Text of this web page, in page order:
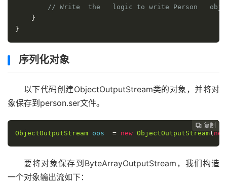
// Write  the   logic to write Person
}
}
序列化对象
以下代码创建ObjectOutputStream类的对象，并将对
象保存到person.ser文件。
 复制
 复制
 复制
 复制
 复制
 复制
 复制
 复制
 复制
 复制
 复制
 复制
 复制
ObjectOutputStream oos = new ObjectOutputStream( new
要将对象保存到ByteArrayOutputStream，我们构造
一个对象输出流如下：